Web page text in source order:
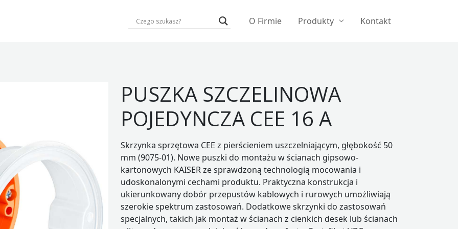
O Firmie Produkty Kontakt
PUSZKA SZCZELINOWA
POJEDYNCZA CEE 16 A
Skrzynka sprzętowa CEE z pierścieniem uszczelniającym, głębokość 50
mm (9075-01). Nowe puszki do montażu w ścianach gipsowo-
kartonowych KAISER ze sprawdzoną technologią mocowania i
udoskonalonymi cechami produktu. Praktyczna konstrukcja i
ukierunkowany dobór przepustów kablowych i rurowych umożliwiają
szerokie spektrum zastosowań. Dodatkowe skrzynki do zastosowań
specjalnych, takich jak montaż w ścianach z cienkich desek lub ścianach